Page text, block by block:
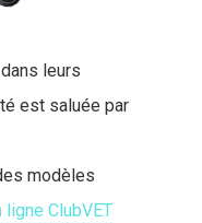
leurs
est saluée par
modèles
ClubVET